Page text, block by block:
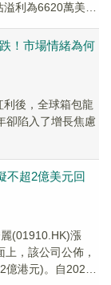
溢利為6620萬美
！市場情緒為何
後，全球箱包龍
卻陷入了增長焦慮
不超2億美元回
(01910.HK)漲
，該公司公佈，
港元)。自2024